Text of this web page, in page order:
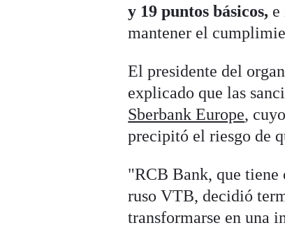
y 19 puntos básicos, e
mantener el
El presidente del
explicado que las
Sberbank Europe,
precipitó el riesgo de
"RCB Bank, que tiene
ruso VTB, decidió
transformarse en una